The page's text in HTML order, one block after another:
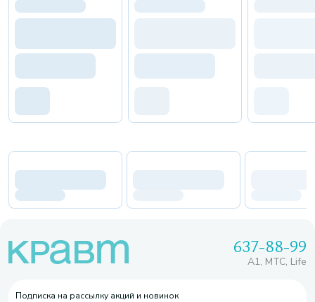
637-88-99
A1, МТС, Life
Подписка на рассылку акций и новинок